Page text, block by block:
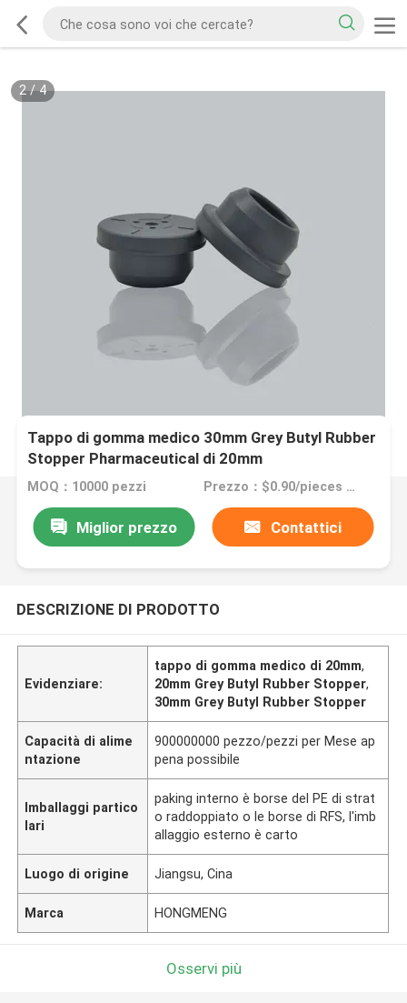
2/4
Tappo di gomma medico 30mm Grey Butyl Rubber
Stopper Pharmaceutical di 20mm
MOQ：10000 pezzi Prezzo：$0.90/pieces 10000-49999 pieces
Miglior prezzo Contattici
DESCRIZIONE DI PRODOTTO
Evidenziare:
tappo di gomma medico di 20mm,
20mm Grey Butyl Rubber Stopper,
30mm Grey Butyl Rubber Stopper
Capacità di alime
ntazione
900000000 pezzo/pezzi per Mese ap
pena possibile
Imballaggi partico
lari
paking interno è borse del PE di strat
o raddoppiato o le borse di RFS, l'imb
allaggio esterno è carto
Luogo di origine Jiangsu, Cina
Marca HONGMENG
Osservi più